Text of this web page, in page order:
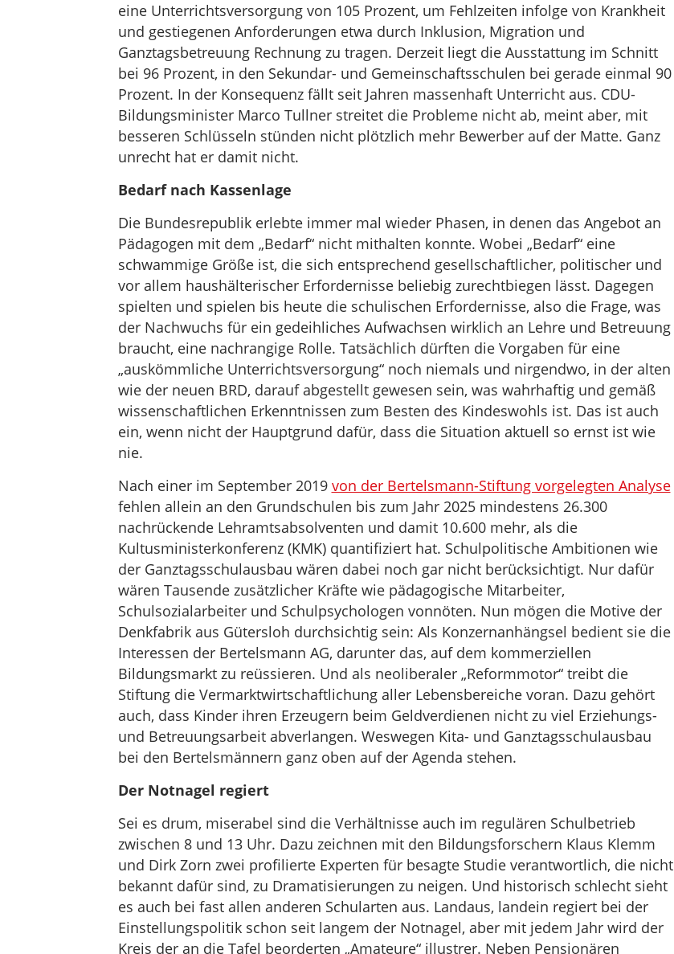
eine Unterrichtsversorgung von 105 Prozent, um Fehlzeiten infolge von Krankheit
und gestiegenen Anforderungen etwa durch Inklusion, Migration und
Ganztagsbetreuung Rechnung zu tragen. Derzeit liegt die Ausstattung im Schnitt
bei 96 Prozent, in den Sekundar- und Gemeinschaftsschulen bei gerade einmal 90
Prozent. In der Konsequenz fällt seit Jahren massenhaft Unterricht aus. CDU-
Bildungsminister Marco Tullner streitet die Probleme nicht ab, meint aber, mit
besseren Schlüsseln stünden nicht plötzlich mehr Bewerber auf der Matte. Ganz
unrecht hat er damit nicht.
Bedarf nach Kassenlage
Die Bundesrepublik erlebte immer mal wieder Phasen, in denen das Angebot an
Pädagogen mit dem „Bedarf“ nicht mithalten konnte. Wobei „Bedarf“ eine
schwammige Größe ist, die sich entsprechend gesellschaftlicher, politischer und
vor allem haushälterischer Erfordernisse beliebig zurechtbiegen lässt. Dagegen
spielten und spielen bis heute die schulischen Erfordernisse, also die Frage, was
der Nachwuchs für ein gedeihliches Aufwachsen wirklich an Lehre und Betreuung
braucht, eine nachrangige Rolle. Tatsächlich dürften die Vorgaben für eine
„auskömmliche Unterrichtsversorgung“ noch niemals und nirgendwo, in der alten
wie der neuen BRD, darauf abgestellt gewesen sein, was wahrhaftig und gemäß
wissenschaftlichen Erkenntnissen zum Besten des Kindeswohls ist. Das ist auch
ein, wenn nicht der Hauptgrund dafür, dass die Situation aktuell so ernst ist wie
nie.
Nach einer im September 2019 von der Bertelsmann-Stiftung vorgelegten Analyse
fehlen allein an den Grundschulen bis zum Jahr 2025 mindestens 26.300
nachrückende Lehramtsabsolventen und damit 10.600 mehr, als die
Kultusministerkonferenz (KMK) quantifiziert hat. Schulpolitische Ambitionen wie
der Ganztagsschulausbau wären dabei noch gar nicht berücksichtigt. Nur dafür
wären Tausende zusätzlicher Kräfte wie pädagogische Mitarbeiter,
Schulsozialarbeiter und Schulpsychologen vonnöten. Nun mögen die Motive der
Denkfabrik aus Gütersloh durchsichtig sein: Als Konzernanhängsel bedient sie die
Interessen der Bertelsmann AG, darunter das, auf dem kommerziellen
Bildungsmarkt zu reüssieren. Und als neoliberaler „Reformmotor“ treibt die
Stiftung die Vermarktwirtschaftlichung aller Lebensbereiche voran. Dazu gehört
auch, dass Kinder ihren Erzeugern beim Geldverdienen nicht zu viel Erziehungs-
und Betreuungsarbeit abverlangen. Weswegen Kita- und Ganztagsschulausbau
bei den Bertelsmännern ganz oben auf der Agenda stehen.
Der Notnagel regiert
Sei es drum, miserabel sind die Verhältnisse auch im regulären Schulbetrieb
zwischen 8 und 13 Uhr. Dazu zeichnen mit den Bildungsforschern Klaus Klemm
und Dirk Zorn zwei profilierte Experten für besagte Studie verantwortlich, die nicht
bekannt dafür sind, zu Dramatisierungen zu neigen. Und historisch schlecht sieht
es auch bei fast allen anderen Schularten aus. Landaus, landein regiert bei der
Einstellungspolitik schon seit langem der Notnagel, aber mit jedem Jahr wird der
Kreis der an die Tafel beorderten „Amateure“ illustrer. Neben Pensionären